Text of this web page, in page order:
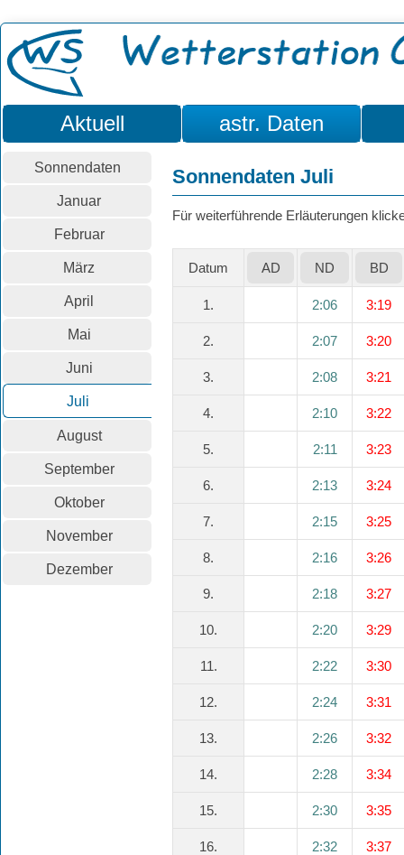
Aktuell astr. Daten
Sonnendaten
Januar
Februar
März
April
Mai
Juni
Juli
August
September
Oktober
November
Dezember
Sonnendaten Juli
Für weiterführende Erläuterungen
Datum AD ND BD
1. 2:06 3:19
2. 2:07 3:20
3. 2:08 3:21
4. 2:10 3:22
5. 2:11 3:23
6. 2:13 3:24
7. 2:15 3:25
8. 2:16 3:26
9. 2:18 3:27
10. 2:20 3:29
11. 2:22 3:30
12. 2:24 3:31
13. 2:26 3:32
14. 2:28 3:34
15. 2:30 3:35
16. 2:32 3:37